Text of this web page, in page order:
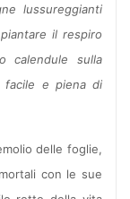
lussureggianti
il respiro
calendule sulla
facile e piena di
delle foglie,
con le sue